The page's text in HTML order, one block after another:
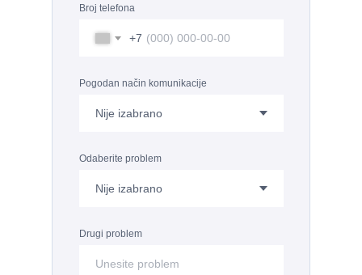
Broj telefona
+7
Pogodan način komunikacije
Odaberite problem
Drugi problem